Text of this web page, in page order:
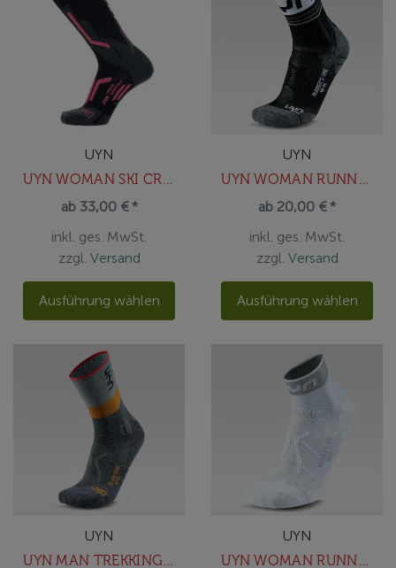
UYN
UYN WOMAN SKI CROSS COUNTRY 2IN SOCKS
ab 33,00 € *
inkl. ges. MwSt.
zzgl. Versand
Ausführung wählen
UYN
UYN WOMAN RUNNER'S ONE SHORT SOCKS
ab 20,00 € *
inkl. ges. MwSt.
zzgl. Versand
Ausführung wählen
UYN
UYN MAN TREKKING ONE COOL SOCKS
UYN
UYN WOMAN RUNNER'S ONE SOCKS